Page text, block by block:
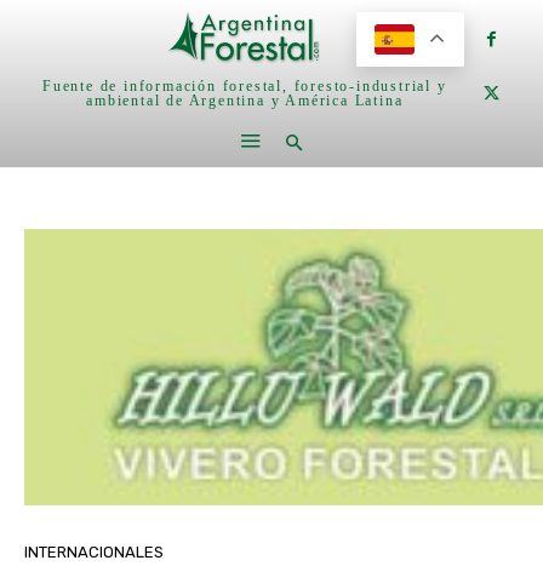
Fuente de información forestal, foresto-industrial y
ambiental de Argentina y América Latina
INTERNACIONALES